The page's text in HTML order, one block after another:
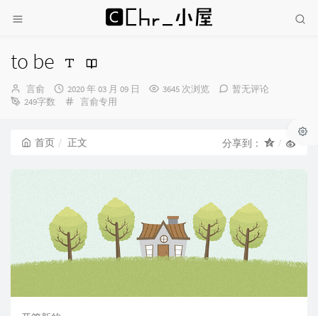
to be
博
主：
言俞
发
布
2020 年 03 月 09 日 3645 次浏览
暂无评论
249字数
分
言俞专用
首页 正文 分享到：